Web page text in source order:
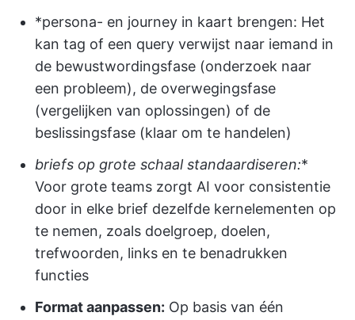
*persona- en journey in kaart brengen: Het
kan tag of een query verwijst naar iemand in
de bewustwordingsfase (onderzoek naar
een probleem), de overwegingsfase
(vergelijken van oplossingen) of de
beslissingsfase (klaar om te handelen)
briefs op grote schaal standaardiseren:*
Voor grote teams zorgt AI voor consistentie
door in elke brief dezelfde kernelementen op
te nemen, zoals doelgroep, doelen,
trefwoorden, links en te benadrukken
functies
Format aanpassen: Op basis van één